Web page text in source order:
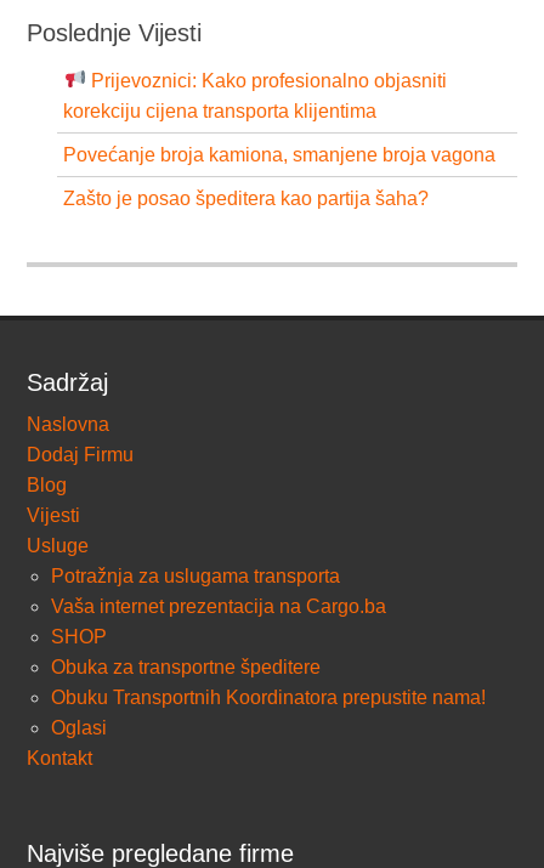
Poslednje Vijesti
Prijevoznici: Kako profesionalno objasniti
korekciju cijena transporta klijentima
Povećanje broja kamiona, smanjene broja vagona
Zašto je posao špeditera kao partija šaha?
Sadržaj
Naslovna
Dodaj Firmu
Blog
Vijesti
Usluge
Potražnja za uslugama transporta
Vaša internet prezentacija na Cargo.ba
SHOP
Obuka za transportne špeditere
Obuku Transportnih Koordinatora prepustite nama!
Oglasi
Kontakt
Najviše pregledane firme